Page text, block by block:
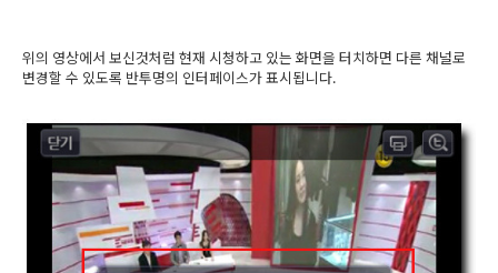
위의 영상에서 보신것처럼 현재 시청하고 있는 화면을 터치하면 다른 채널로
변경할 수 있도록 반투명의 인터페이스가 표시됩니다.